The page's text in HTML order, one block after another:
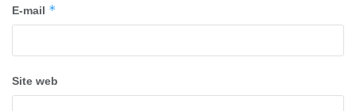
E-mail *
Site web